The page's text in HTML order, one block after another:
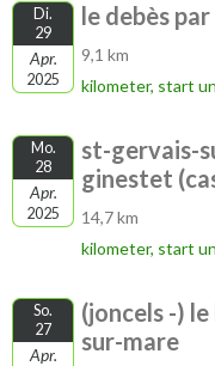
Di.
29
Apr.
2025
le debès
9,1 km
kilometer, start
Mo.
28
Apr.
2025
st-gervais-
ginestet
14,7 km
kilometer, start
So.
27
Apr.
(joncels -)
sur-mare